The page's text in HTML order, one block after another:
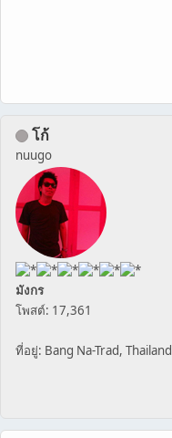
โก้
nuugo
มังกร
โพสต์: 17,361
ที่อยู่: Bang Na-Trad, Thailand